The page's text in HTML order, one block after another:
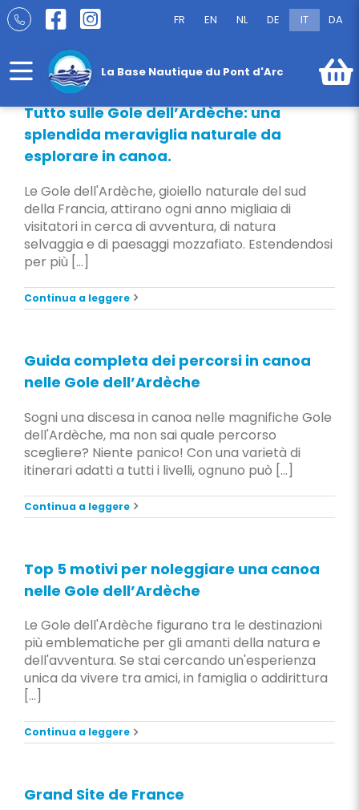
Salta
al
FR EN NL DE IT DA
La Base Nautique du Pont d'Arc
Blog
Tutto sulle Gole dell’Ardèche: una
splendida meraviglia naturale da
esplorare in canoa.
Le Gole dell'Ardèche, gioiello naturale del sud
della Francia, attirano ogni anno migliaia di
visitatori in cerca di avventura, di natura
selvaggia e di paesaggi mozzafiato. Estendendosi
per più [...]
Continua a leggere
Guida completa dei percorsi in canoa
nelle Gole dell’Ardèche
Sogni una discesa in canoa nelle magnifiche Gole
dell'Ardèche, ma non sai quale percorso
scegliere? Niente panico! Con una varietà di
itinerari adatti a tutti i livelli, ognuno può [...]
Continua a leggere
Top 5 motivi per noleggiare una canoa
nelle Gole dell’Ardèche
Le Gole dell'Ardèche figurano tra le destinazioni
più emblematiche per gli amanti della natura e
dell'avventura. Se stai cercando un'esperienza
unica da vivere tra amici, in famiglia o addirittura
[...]
Continua a leggere
Grand Site de France